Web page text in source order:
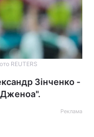
REUTERS
Зінченко -
Реклама